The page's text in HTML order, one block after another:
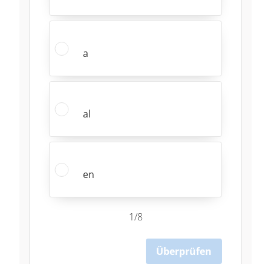
a
al
en
1/8
Überprüfen